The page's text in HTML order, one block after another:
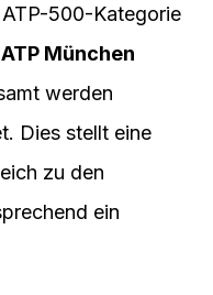
500-Kategorie
ATP München
werden
Dies stellt eine
zu den
ein